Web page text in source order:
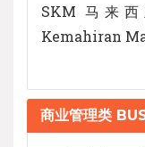
SKM 马来
Kemahiran
商业管理类